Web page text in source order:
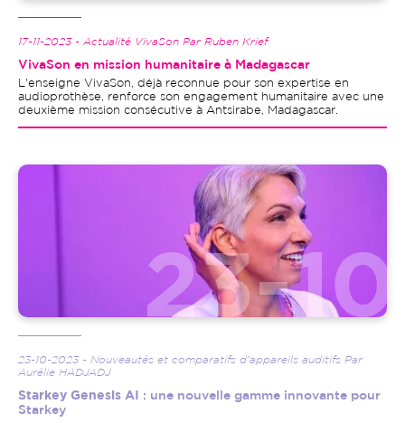
17-11-2023 - Actualité VivaSon Par Ruben Krief
VivaSon en mission humanitaire à Madagascar
L'enseigne VivaSon, déjà reconnue pour son expertise en
audioprothèse, renforce son engagement humanitaire avec une
deuxième mission consécutive à Antsirabe, Madagascar.
Image
23-10-2023 - Nouveautés et comparatifs d'appareils auditifs Par
Aurélie HADJADJ
Starkey Genesis AI
: une nouvelle gamme innovante pour
Starkey